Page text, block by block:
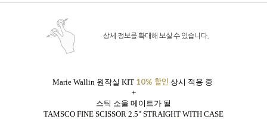
상세 정보를 확대해 보실 수 있습니다.
Marie Wallin 원작실 KIT 10% 할인 상시 적용 중
+
스틱 소울 메이트가 될
TAMSCO FINE SCISSOR 2.5" STRAIGHT WITH CASE